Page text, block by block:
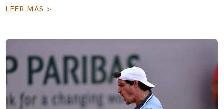
LEER MÁS >